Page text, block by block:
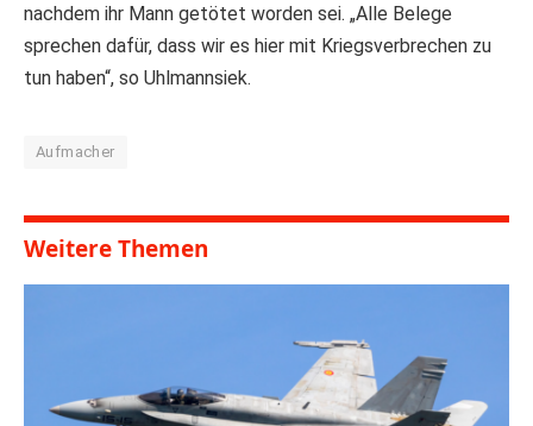
nachdem ihr Mann getötet worden sei. „Alle Belege
sprechen dafür, dass wir es hier mit Kriegsverbrechen zu
tun haben“, so Uhlmannsiek.
Aufmacher
Weitere Themen